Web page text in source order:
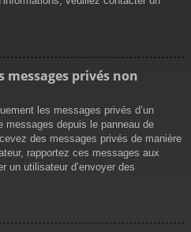
messages privés non
les messages privés d’un
messages depuis le panneau de
des messages privés de manière
rapportez ces messages aux
un utilisateur d’envoyer des